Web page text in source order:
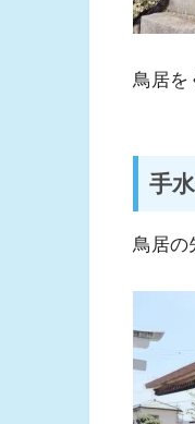
鳥居を
手
鳥居の